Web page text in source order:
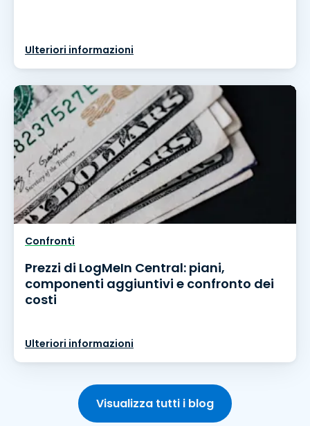
Ulteriori informazioni
Confronti
Prezzi di LogMeIn Central: piani,
componenti aggiuntivi e confronto dei
costi
Ulteriori informazioni
Visualizza tutti i blog